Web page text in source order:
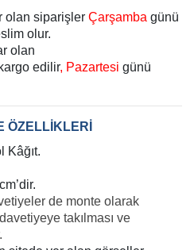
olan siparişler Çarşamba günü
olur.
olan
edilir, Pazartesi günü
ÖZELLİKLERİ
Kâğıt.
cm’dir.
de monte olarak
takılması ve